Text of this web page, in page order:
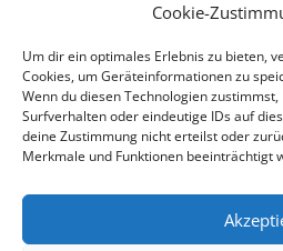
Cookie-
Um dir ein optimales Erlebnis zu bieten,
Cookies, um Geräteinformationen zu
Wenn du diesen Technologien
Surfverhalten oder eindeutige IDs auf
deine Zustimmung nicht erteilst oder
Merkmale und Funktionen beeinträchtigt